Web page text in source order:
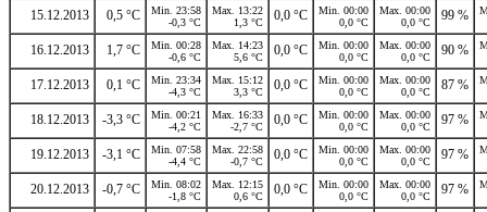
15.12.2013 0,5 °C
Min. 23:58
-0,3 °C
Max. 13:22
1,3 °C
0,0 °C
Min. 00:00
0,0 °C
Max. 00:00
0,0 °C
99 %
16.12.2013 1,7 °C
Min. 00:28
-0,6 °C
Max. 14:23
5,6 °C
0,0 °C
Min. 00:00
0,0 °C
Max. 00:00
0,0 °C
90 %
17.12.2013 0,1 °C
Min. 23:34
-4,3 °C
Max. 15:12
3,3 °C
0,0 °C
Min. 00:00
0,0 °C
Max. 00:00
0,0 °C
87 %
18.12.2013 -3,3 °C
Min. 00:21
-4,2 °C
Max. 16:33
-2,7 °C
0,0 °C
Min. 00:00
0,0 °C
Max. 00:00
0,0 °C
97 %
19.12.2013 -3,1 °C
Min. 07:58
-4,4 °C
Max. 22:58
-0,7 °C
0,0 °C
Min. 00:00
0,0 °C
Max. 00:00
0,0 °C
97 %
20.12.2013 -0,7 °C
Min. 08:02
-1,8 °C
Max. 12:15
0,6 °C
0,0 °C
Min. 00:00
0,0 °C
Max. 00:00
0,0 °C
97 %